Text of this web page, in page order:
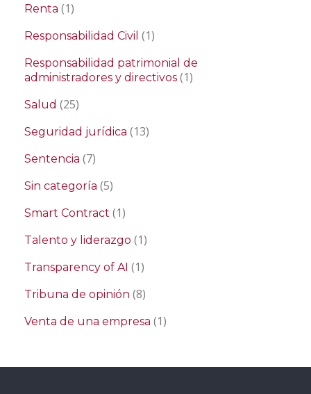
Renta (1)
Responsabilidad Civil (1)
Responsabilidad patrimonial de
administradores y directivos (1)
Salud (25)
Seguridad jurídica (13)
Sentencia (7)
Sin categoría (5)
Smart Contract (1)
Talento y liderazgo (1)
Transparency of AI (1)
Tribuna de opinión (8)
Venta de una empresa (1)